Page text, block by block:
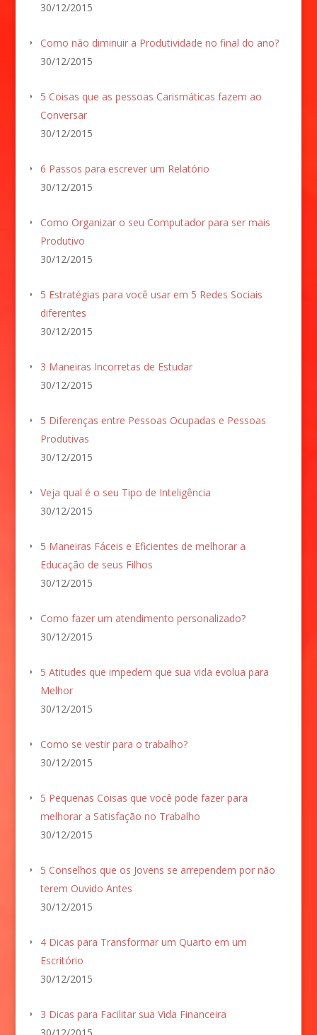
30/12/2015
Como não diminuir a Produtividade no final do ano?
30/12/2015
5 Coisas que as pessoas Carismáticas fazem ao
Conversar
30/12/2015
6 Passos para escrever um Relatório
30/12/2015
Como Organizar o seu Computador para ser mais
Produtivo
30/12/2015
5 Estratégias para você usar em 5 Redes Sociais
diferentes
30/12/2015
3 Maneiras Incorretas de Estudar
30/12/2015
5 Diferenças entre Pessoas Ocupadas e Pessoas
Produtivas
30/12/2015
Veja qual é o seu Tipo de Inteligência
30/12/2015
5 Maneiras Fáceis e Eficientes de melhorar a
Educação de seus Filhos
30/12/2015
Como fazer um atendimento personalizado?
30/12/2015
5 Atitudes que impedem que sua vida evolua para
Melhor
30/12/2015
Como se vestir para o trabalho?
30/12/2015
5 Pequenas Coisas que você pode fazer para
melhorar a Satisfação no Trabalho
30/12/2015
5 Conselhos que os Jovens se arrependem por não
terem Ouvido Antes
30/12/2015
4 Dicas para Transformar um Quarto em um
Escritório
30/12/2015
3 Dicas para Facilitar sua Vida Financeira